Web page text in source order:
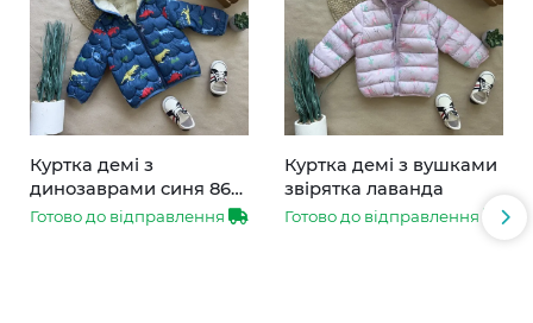
Куртка демі з
динозаврами синя 86-
110
Готово до відправлення
Куртка демі з вушками
звірятка лаванда
Готово до відправлення